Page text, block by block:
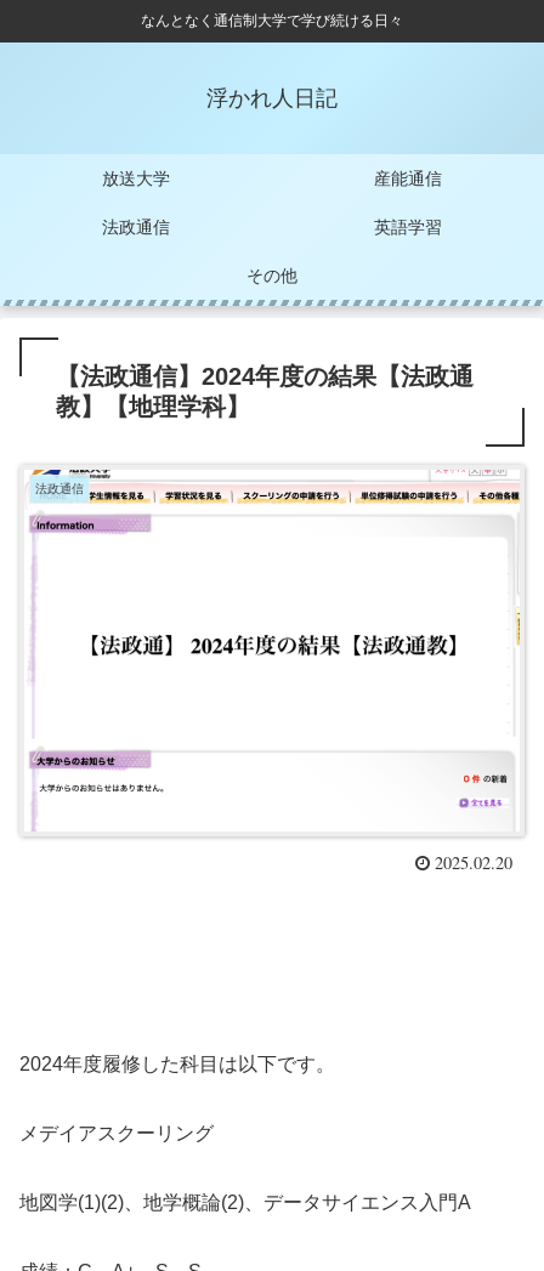
なんとなく通信制大学で学び続ける日々
浮かれ人日記
放送大学 産能通信
法政通信 英語学習
その他
【法政通信】2024年度の結果【法政通
教】【地理学科】
法政通信
2025.02.20
2024年度履修した科目は以下です。
メデイアスクーリング
地図学(1)(2)、地学概論(2)、データサイエンス入門A